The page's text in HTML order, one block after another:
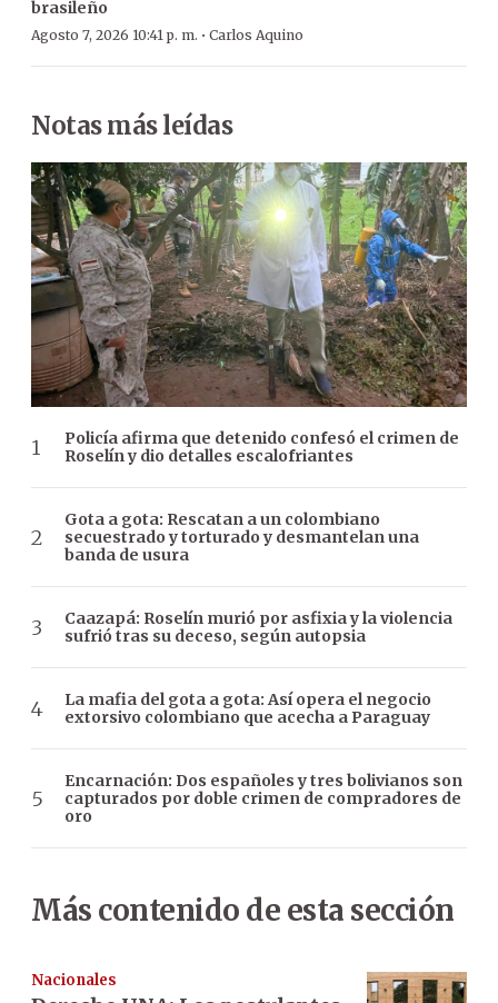
brasileño
Agosto 7, 2026 10:41 p. m. · Carlos Aquino
Notas más leídas
Policía afirma que detenido confesó el crimen de
Roselín y dio detalles escalofriantes
Gota a gota: Rescatan a un colombiano
secuestrado y torturado y desmantelan una
banda de usura
Caazapá: Roselín murió por asfixia y la violencia
sufrió tras su deceso, según autopsia
La mafia del gota a gota: Así opera el negocio
extorsivo colombiano que acecha a Paraguay
Encarnación: Dos españoles y tres bolivianos son
capturados por doble crimen de compradores de
oro
Más contenido de esta sección
Nacionales